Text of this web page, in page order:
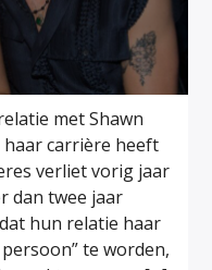
met Shawn
carrière heeft
verliet vorig jaar
dan twee jaar
hun relatie haar
te worden,